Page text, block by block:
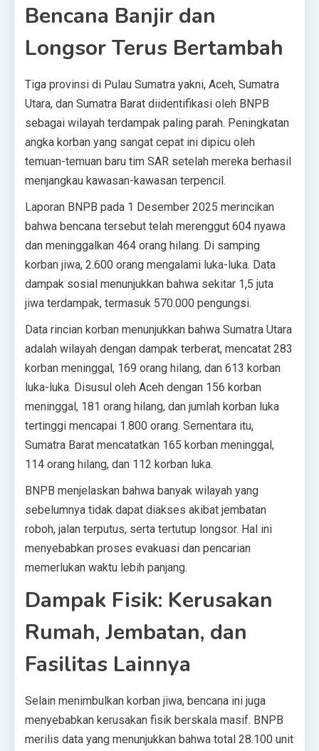
Bencana Banjir dan
Longsor Terus Bertambah
Tiga provinsi di Pulau Sumatra yakni, Aceh, Sumatra
Utara, dan Sumatra Barat diidentifikasi oleh BNPB
sebagai wilayah terdampak paling parah. Peningkatan
angka korban yang sangat cepat ini dipicu oleh
temuan-temuan baru tim SAR setelah mereka berhasil
menjangkau kawasan-kawasan terpencil.
Laporan BNPB pada 1 Desember 2025 merincikan
bahwa bencana tersebut telah merenggut 604 nyawa
dan meninggalkan 464 orang hilang. Di samping
korban jiwa, 2.600 orang mengalami luka-luka. Data
dampak sosial menunjukkan bahwa sekitar 1,5 juta
jiwa terdampak, termasuk 570.000 pengungsi.
Data rincian korban menunjukkan bahwa Sumatra Utara
adalah wilayah dengan dampak terberat, mencatat 283
korban meninggal, 169 orang hilang, dan 613 korban
luka-luka. Disusul oleh Aceh dengan 156 korban
meninggal, 181 orang hilang, dan jumlah korban luka
tertinggi mencapai 1.800 orang. Sementara itu,
Sumatra Barat mencatatkan 165 korban meninggal,
114 orang hilang, dan 112 korban luka.
BNPB menjelaskan bahwa banyak wilayah yang
sebelumnya tidak dapat diakses akibat jembatan
roboh, jalan terputus, serta tertutup longsor. Hal ini
menyebabkan proses evakuasi dan pencarian
memerlukan waktu lebih panjang.
Dampak Fisik: Kerusakan
Rumah, Jembatan, dan
Fasilitas Lainnya
Selain menimbulkan korban jiwa, bencana ini juga
menyebabkan kerusakan fisik berskala masif. BNPB
merilis data yang menunjukkan bahwa total 28.100 unit